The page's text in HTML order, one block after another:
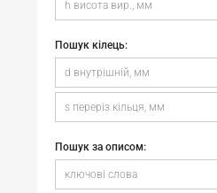
Пошук кілець:
Пошук за описом: